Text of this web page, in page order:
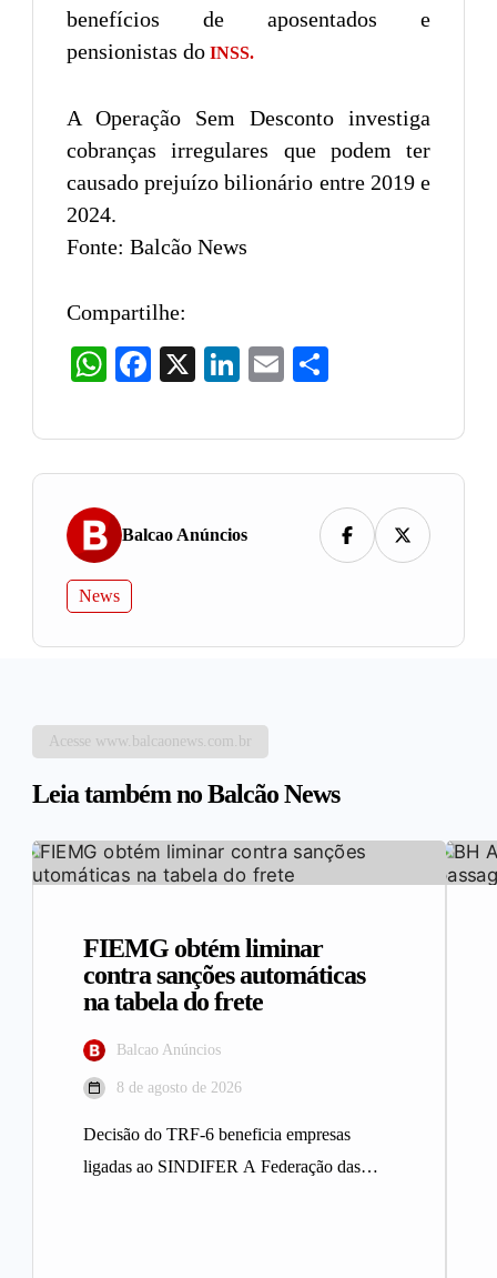
benefícios de aposentados e
pensionistas do INSS.
A Operação Sem Desconto investiga
cobranças irregulares que podem ter
causado prejuízo bilionário entre 2019 e
2024.
Fonte: Balcão News
Compartilhe:
WhatsAppFacebook LinkedIn
Email
Balcao Anúncios
News
Acesse www.balcaonews.com.br
Leia também no Balcão News
FIEMG obtém liminar
contra sanções automáticas
na tabela do frete
Balcao Anúncios
8 de agosto de 2026
Decisão do TRF-6 beneficia empresas
ligadas ao SINDIFER A Federação das